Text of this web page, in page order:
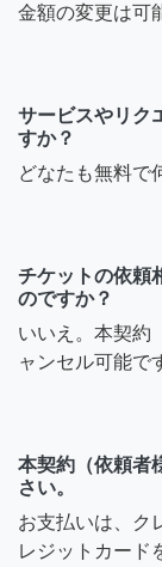
金額の変更は可
サービスやリク
すか？
どなたも無料で
チケットの依頼
のですか？
いいえ。本契約
ャンセル可能で
本契約（依頼者
さい。
お支払いは、ク
レジットカード